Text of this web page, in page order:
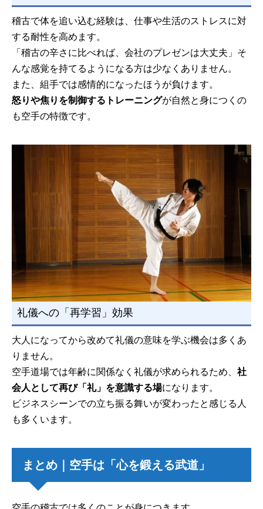
稽古で体を追い込む経験は、仕事や生活のストレスに対
する耐性を高めます。
「稽古の辛さに比べれば、会社のプレゼンは大丈夫」そ
んな感覚を持てるようになる方は少なくありません。
また、組手では感情的になったほうが負けます。
怒りや焦りを制御するトレーニングが自然と身につくの
も空手の特徴です。
礼儀への「再学習」効果
大人になってから改めて礼儀の意味を学ぶ機会は多くあ
りません。
空手道場では年齢に関係なく礼儀が求められるため、 社
会人として再び「礼」を意識する場になります。
ビジネスシーンでの立ち振る舞いが変わったと感じる人
も多くいます。
まとめ｜空手は「心を鍛える武道」